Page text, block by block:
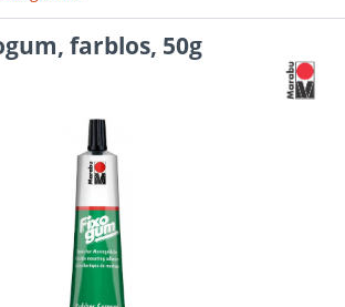
farblos, 50g